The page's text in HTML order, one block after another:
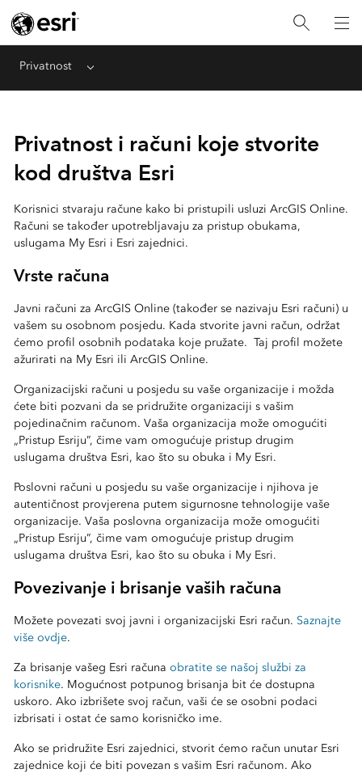
Privatnost Menu
Privatnost i računi koje stvorite
kod društva Esri
Korisnici stvaraju račune kako bi pristupili usluzi ArcGIS Online.
Računi se također upotrebljavaju za pristup obukama,
uslugama My Esri i Esri zajednici.
Vrste računa
Javni računi za ArcGIS Online (također se nazivaju Esri računi) u
vašem su osobnom posjedu. Kada stvorite javni račun, održat
ćemo profil osobnih podataka koje pružate. Taj profil možete
ažurirati na My Esri ili ArcGIS Online.
Organizacijski računi u posjedu su vaše organizacije i možda
ćete biti pozvani da se pridružite organizaciji s vašim
pojedinačnim računom. Vaša organizacija može omogućiti
„Pristup Esriju”, čime vam omogućuje pristup drugim
uslugama društva Esri, kao što su obuka i My Esri.
Poslovni računi u posjedu su vaše organizacije i njihova je
autentičnost provjerena putem sigurnosne tehnologije vaše
organizacije. Vaša poslovna organizacija može omogućiti
„Pristup Esriju”, čime vam omogućuje pristup drugim
uslugama društva Esri, kao što su obuka i My Esri.
Povezivanje i brisanje vaših računa
Možete povezati svoj javni i organizacijski Esri račun. Saznajte
više ovdje.
Za brisanje vašeg Esri računa obratite se našoj službi za
korisnike. Mogućnost potpunog brisanja bit će dostupna
uskoro. Ako izbrišete svoj račun, vaši će se osobni podaci
izbrisati i ostat će samo korisničko ime.
Ako se pridružite Esri zajednici, stvorit ćemo račun unutar Esri
zajednice koji će biti povezan s vašim Esri računom. Ako